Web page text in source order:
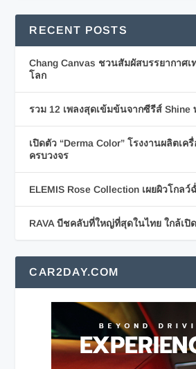
RECENT POSTS
Chang Canvas ชวนสัมผัสบรรยากาศเ
โลก
รวม 12 เพลงสุดเข้มข้นจากซีรีส์ Shine
เปิดตัว “Derma Color” โรงงานผลิตเค
ครบวงจร
ELEMIS Rose Collection เผยผิวโกล
RAVA บีชคลับที่ใหญ่ที่สุดในไทย ใกล้เปิ
CAR2DAY.COM